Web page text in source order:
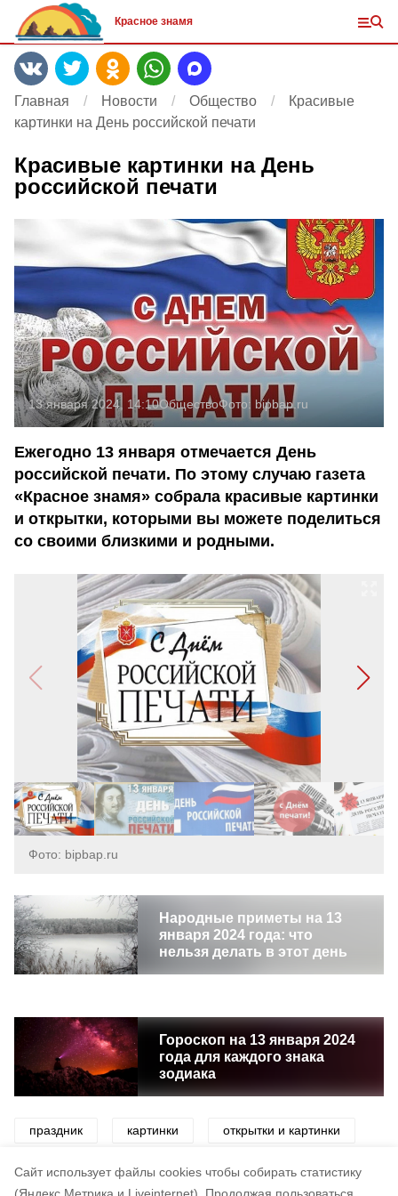
Cайт использует файлы cookies чтобы собирать статистику
Красное знамя
Главная Новости Общество
Красивые
картинки на День российской печати
Красивые картинки на День
российской печати
13 января 2024, 14:10ОбществоФото: bipbap.ru
Ежегодно 13 января отмечается День
российской печати. По этому случаю газета
«Красное знамя» собрала красивые картинки
и открытки, которыми вы можете поделиться
со своими близкими и родными.
Фото: bipbap.ru
Народные приметы на 13
января 2024 года: что
нельзя делать в этот день
Гороскоп на 13 января 2024
года для каждого знака
зодиака
праздник картинки открытки и картинки
поздравления день печати